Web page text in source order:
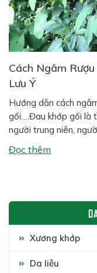
Cách Ngâm
Lưu Ý
Hướng dẫn cách
gối….Đau khớp gối là
người trung niên,
phương pháp hiện
Đọc thêm
Xương khớp
Da liễu